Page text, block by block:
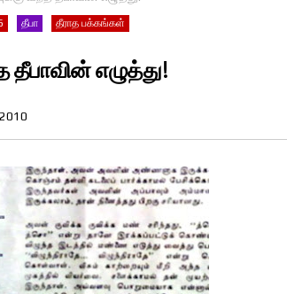
தீபா தீராத பக்கங்கள்
எழுத்து!